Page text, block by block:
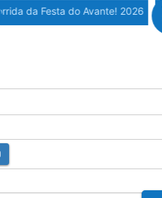
Evento WeTiming
da Festa do Avante! 2026